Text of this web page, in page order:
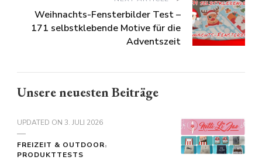
Weihnachts-Fensterbilder Test –
171 selbstklebende Motive für die
Adventszeit
Unsere neuesten Beiträge
UPDATED ON 3. JULI 2026
FREIZEIT & OUTDOOR
PRODUKTTESTS